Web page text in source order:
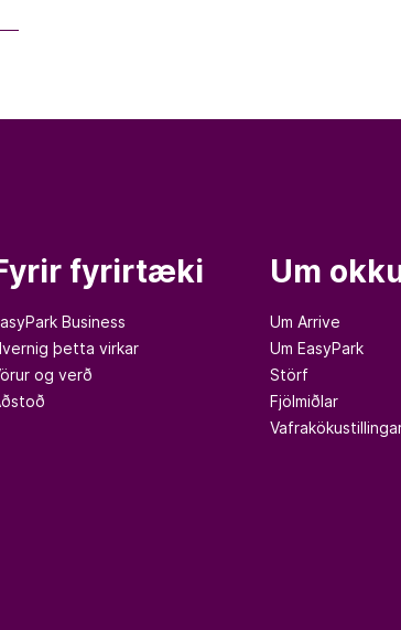
fyrirtæki
Business
þetta virkar
og verð
Um
Um Arrive
Um EasyPark
Störf
Fjölmiðlar